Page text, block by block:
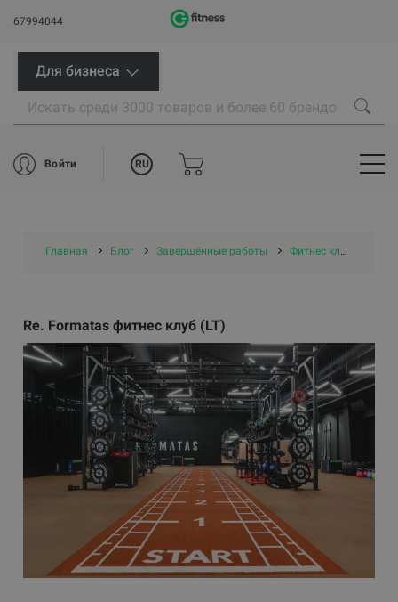
67994044
Для бизнеса
Войти RU
Главная Блог Завершённые работы Фитнес клубы
Re. Formatas фитнес клуб (LT)